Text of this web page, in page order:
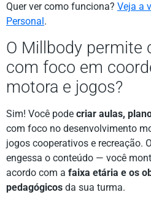
Quer ver como funciona? Veja a
Personal .
O Millbody permite
com foco em
motora e jogos?
Sim! Você pode criar aulas,
com foco no desenvolvimento
jogos cooperativos e recreação.
engessa o conteúdo — você
acordo com a faixa etária e os
pedagógicos da sua turma.